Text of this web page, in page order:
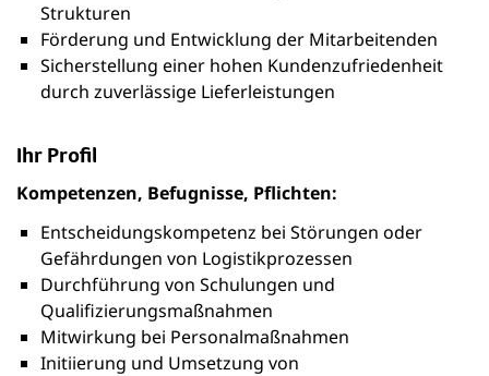
Strukturen
Förderung und Entwicklung der Mitarbeitenden
Sicherstellung einer hohen Kundenzufriedenheit
durch zuverlässige Lieferleistungen
Ihr Profil
Kompetenzen, Befugnisse, Pflichten:
Entscheidungskompetenz bei Störungen oder
Gefährdungen von Logistikprozessen
Durchführung von Schulungen und
Qualifizierungsmaßnahmen
Mitwirkung bei Personalmaßnahmen
Initiierung und Umsetzung von